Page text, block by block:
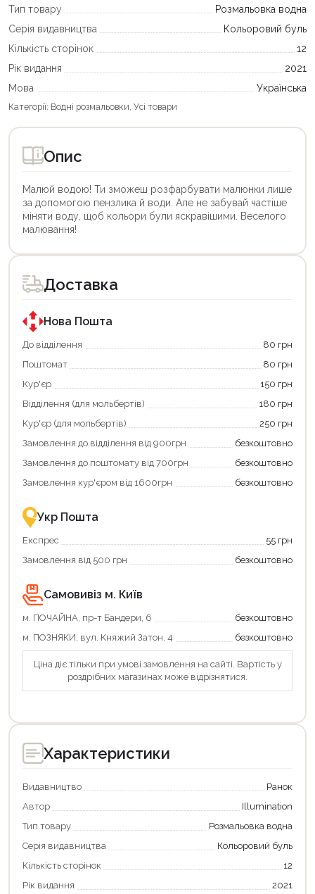
Тип товару
Розмальовка водна
Серія видавництва
Кольоровий буль
Кількість сторінок
12
Рік видання
2021
Мова
Українська
Категорії: Водні розмальовки Усі товари
Опис
Малюй водою! Ти зможеш розфарбувати малюнки лише
за допомогою пензлика й води. Але не забувай частіше
міняти воду, щоб кольори були яскравішими. Веселого
малювання!
товар
для
покупки
державною
програмою
єКнига.
Використовуйте
карту
щоб
зекономити
та
отримати
переваги!
картою
єКнига
–
зручно
та
Доставка
Нова Пошта
До відділення
80 грн
Поштомат
80 грн
Кур'єр
150 грн
Відділення (для мольбертів)
180 грн
Кур'єр (для мольбертів)
250 грн
Замовлення до відділення від 900грн
безкоштовно
Замовлення до поштомату від 700грн
безкоштовно
Замовлення кур'єром від 1600грн
безкоштовно
Укр Пошта
Експрес
55 грн
Замовлення від 500 грн
безкоштовно
Самовивіз м. Київ
м. ПОЧАЙНА, пр-т Бандери, 6
безкоштовно
м. ПОЗНЯКИ, вул. Княжий Затон, 4
безкоштовно
Ціна діє тільки при умові замовлення на сайті. Вартість у
роздрібних магазинах може відрізнятися.
Характеристики
Видавництво
Ранок
Автор
Illumination
Тип товару
Розмальовка водна
Серія видавництва
Кольоровий буль
Кількість сторінок
12
Рік видання
2021